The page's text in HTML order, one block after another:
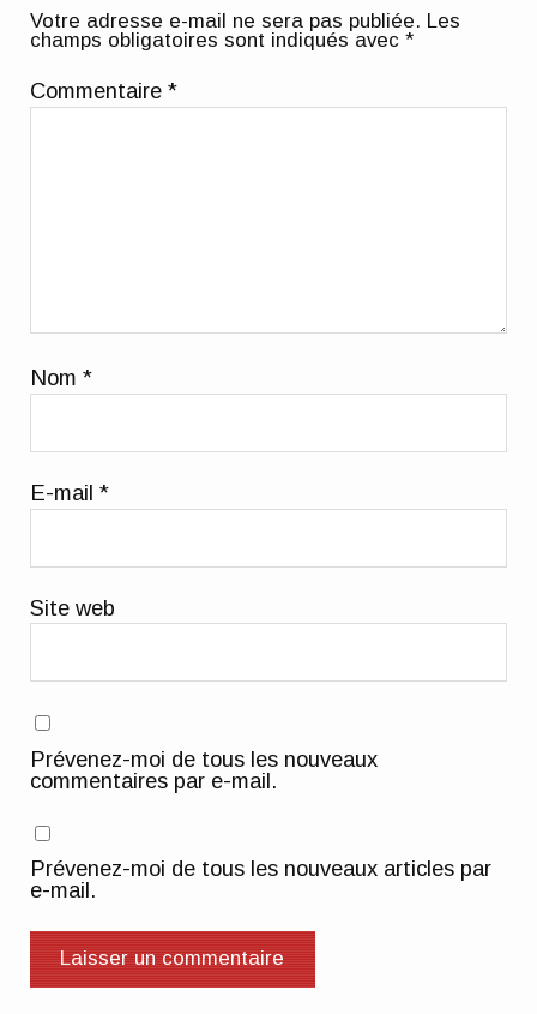
Votre adresse e-mail ne sera pas publiée. Les
champs obligatoires sont indiqués avec*
Commentaire*
Nom*
E-mail*
Site web
Prévenez-moi de tous les nouveaux
commentaires par e-mail.
Prévenez-moi de tous les nouveaux articles par
e-mail.